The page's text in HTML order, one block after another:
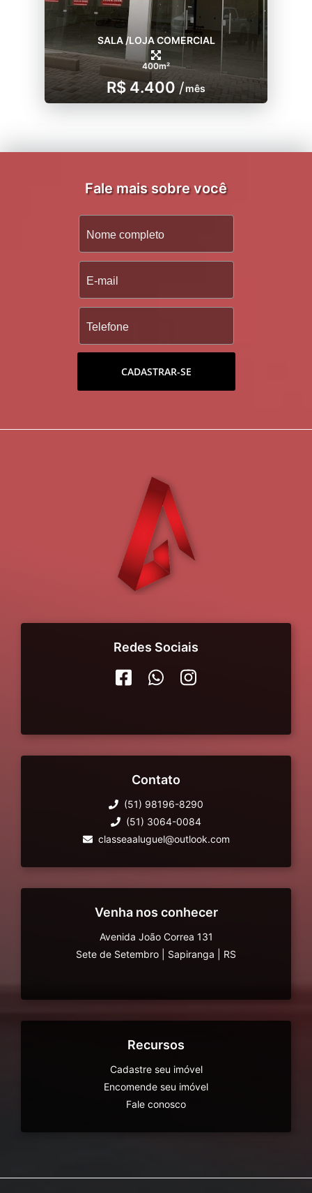
SALA /LOJA COMERCIAL
400m²
R$ 4.400 /mês
Fale mais sobre você
CADASTRAR-SE
Redes Sociais
Contato
(51) 98196-8290
(51) 3064-0084
classeaaluguel@outlook.com
Venha nos conhecer
Avenida João Correa 131
Sete de Setembro
Sapiranga RS
Recursos
Cadastre seu imóvel
Encomende seu imóvel
Fale conosco